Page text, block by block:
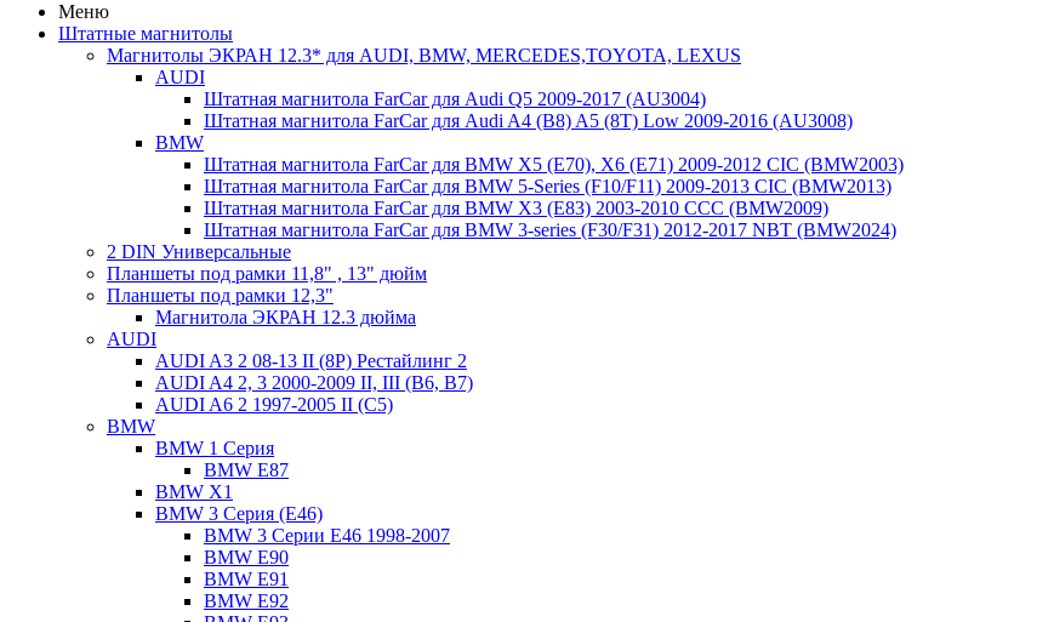
Меню
Штатные магнитолы
Магнитолы ЭКРАН 12.3* для AUDI, BMW, MERCEDES,TOYOTA, LEXUS
AUDI
Штатная магнитола FarCar для Audi Q5 2009-2017 (AU3004)
Штатная магнитола FarCar для Audi A4 (B8) A5 (8T) Low 2009-2016 (AU3008)
BMW
Штатная магнитола FarCar для BMW X5 (E70), X6 (E71) 2009-2012 CIC (BMW2003)
Штатная магнитола FarCar для BMW 5-Series (F10/F11) 2009-2013 CIC (BMW2013)
Штатная магнитола FarCar для BMW X3 (E83) 2003-2010 CCC (BMW2009)
Штатная магнитола FarCar для BMW 3-series (F30/F31) 2012-2017 NBT (BMW2024)
2 DIN Универсальные
Планшеты под рамки 11,8" , 13" дюйм
Планшеты под рамки 12,3"
Магнитола ЭКРАН 12.3 дюйма
AUDI
AUDI A3 2 08-13 II (8P) Рестайлинг 2
AUDI A4 2, 3 2000-2009 II, III (B6, B7)
AUDI A6 2 1997-2005 II (C5)
BMW
BMW 1 Серия
BMW E87
BMW X1
BMW 3 Серия (E46)
BMW 3 Серии Е46 1998-2007
BMW E90
BMW E91
BMW E92